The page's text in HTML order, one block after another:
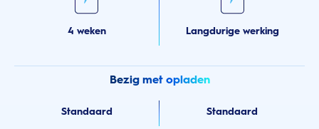
4 weken Langdurige werking
Bezig met opladen
Standaard Standaard